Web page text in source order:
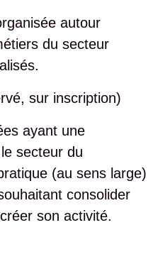
autour
du secteur
sur inscription)
ayant une
secteur du
(au sens large)
consolider
son activité.